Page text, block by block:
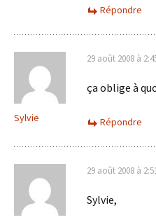
Répondre
Sylvie
29 août 2008 à
ça oblige à
Répondre
29 août 2008 à
Sylvie,